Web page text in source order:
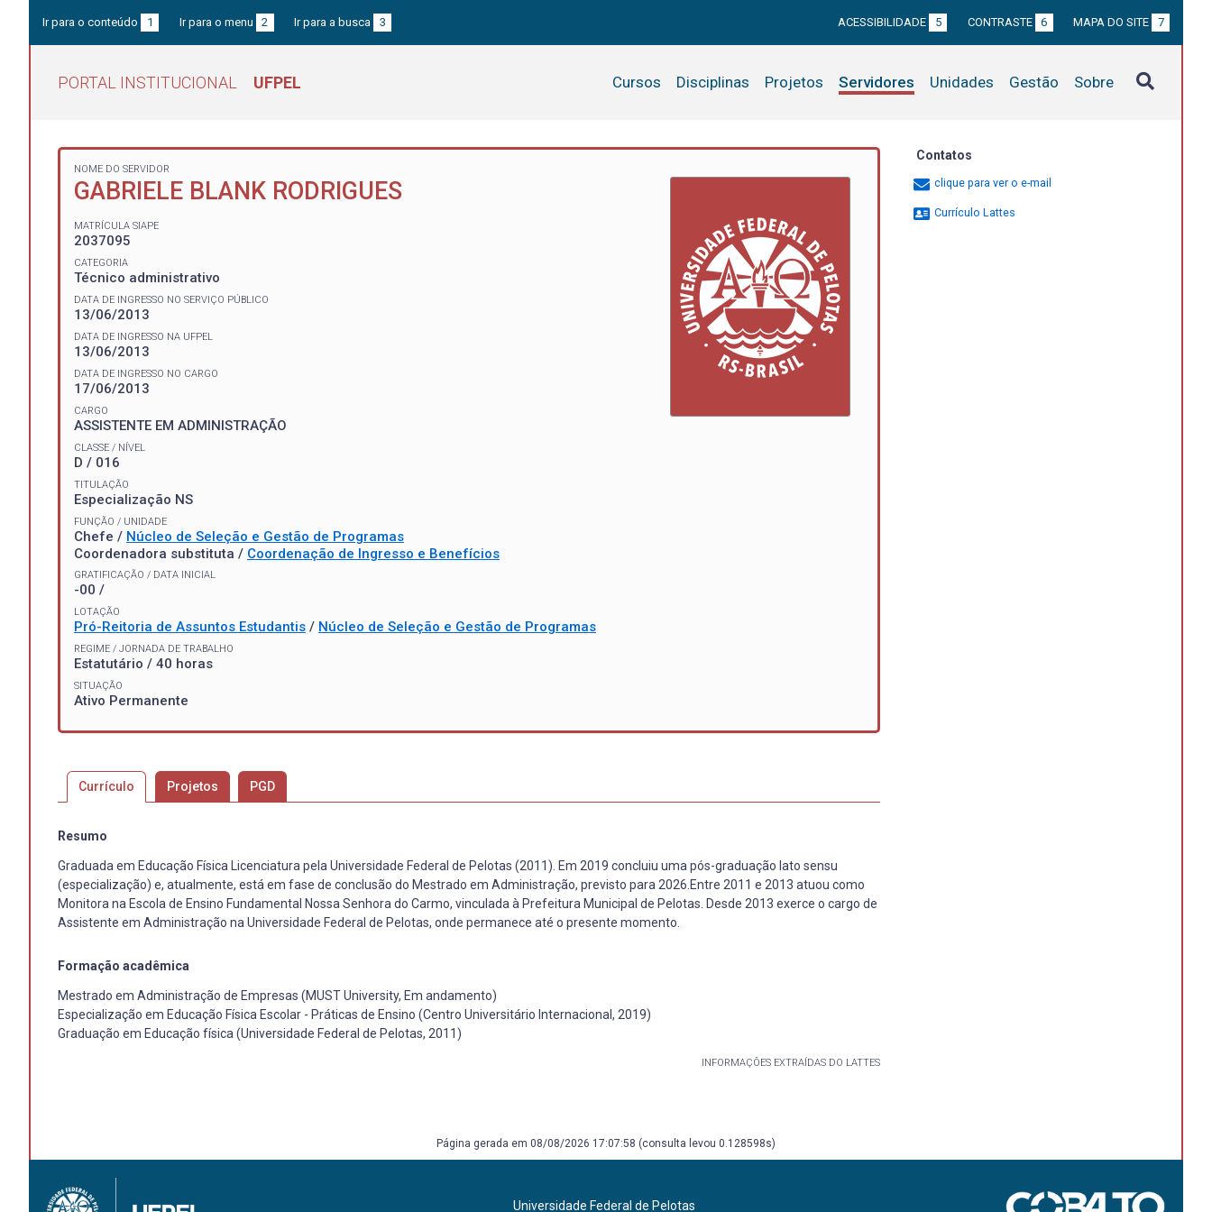
Ir para o conteúdo 1 Ir para o menu 2 Ir para a busca 3 ACESSIBILIDADE 5 CONTRASTE 6 MAPA DO SITE 7
PORTAL INSTITUCIONAL UFPEL Cursos Disciplinas Projetos Servidores Unidades Gestão Sobre
NOME DO SERVIDOR
GABRIELE BLANK RODRIGUES
MATRÍCULA SIAPE
2037095
CATEGORIA
Técnico administrativo
DATA DE INGRESSO NO SERVIÇO PÚBLICO
13/06/2013
DATA DE INGRESSO NA UFPEL
13/06/2013
DATA DE INGRESSO NO CARGO
17/06/2013
CARGO
ASSISTENTE EM ADMINISTRAÇÃO
CLASSE / NÍVEL
D / 016
TITULAÇÃO
Especialização NS
FUNÇÃO / UNIDADE
Chefe / Núcleo de Seleção e Gestão de Programas
Coordenadora substituta / Coordenação de Ingresso e Benefícios
GRATIFICAÇÃO / DATA INICIAL
-00 /
LOTAÇÃO
Pró-Reitoria de Assuntos Estudantis / Núcleo de Seleção e Gestão de Programas
REGIME / JORNADA DE TRABALHO
Estatutário / 40 horas
SITUAÇÃO
Ativo Permanente
Currículo Projetos PGD
Resumo
Graduada em Educação Física Licenciatura pela Universidade Federal de Pelotas (2011). Em 2019 concluiu uma pós-graduação lato sensu
(especialização) e, atualmente, está em fase de conclusão do Mestrado em Administração, previsto para 2026.Entre 2011 e 2013 atuou como
Monitora na Escola de Ensino Fundamental Nossa Senhora do Carmo, vinculada à Prefeitura Municipal de Pelotas. Desde 2013 exerce o cargo de
Assistente em Administração na Universidade Federal de Pelotas, onde permanece até o presente momento.
Formação acadêmica
Mestrado em Administração de Empresas (MUST University, Em andamento)
Especialização em Educação Física Escolar - Práticas de Ensino (Centro Universitário Internacional, 2019)
Graduação em Educação física (Universidade Federal de Pelotas, 2011)
INFORMAÇÕES EXTRAÍDAS DO LATTES
Contatos
clique para ver o e-mail
Currículo Lattes
Página gerada em 08/08/2026 17:07:58 (consulta levou 0.128598s)
Universidade Federal de Pelotas